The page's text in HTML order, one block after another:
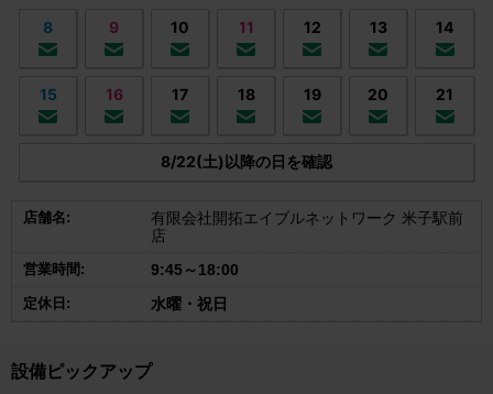
8
9 10 11 12 13 14
15 16 17 18 19 20 21
8/22(土)以降の日を確認
店舗名:
有限会社開拓エイブルネットワーク 米子駅前
店
営業時間: 9:45～18:00
定休日: 水曜・祝日
設備ピックアップ